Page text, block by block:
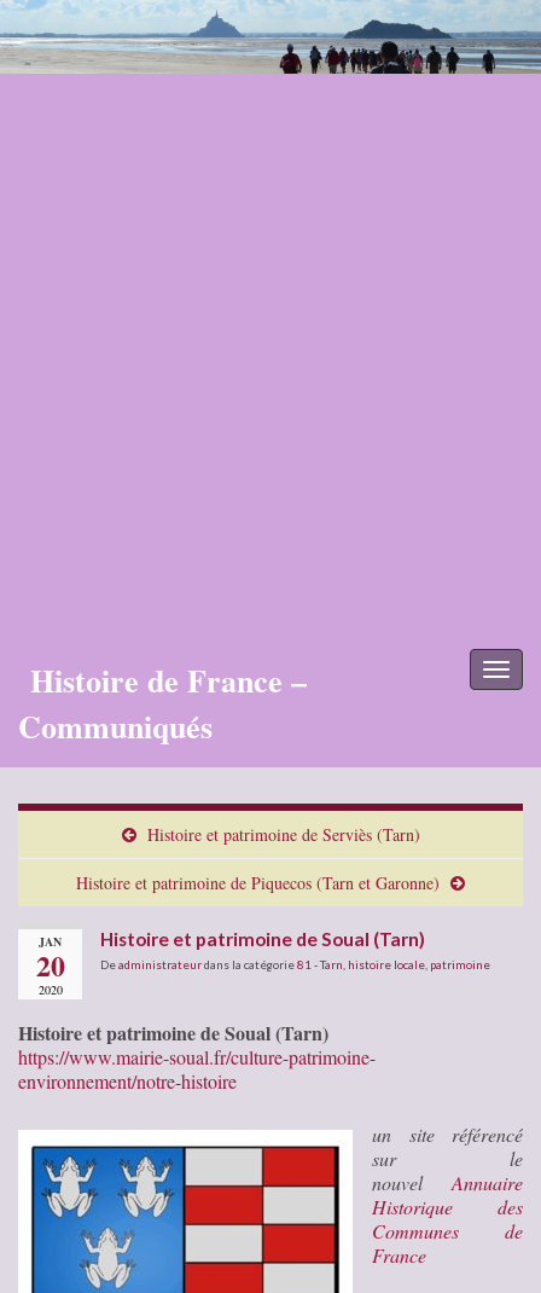
Histoire de France –
Communiqués
Histoire et patrimoine de Serviès (Tarn)
Histoire et patrimoine de Piquecos (Tarn et Garonne)
JAN
20
2020
Histoire et patrimoine de Soual (Tarn)
Deadministrateurdans la catégorie81 - Tarn histoire locale patrimoine
Histoire et patrimoine de Soual (Tarn)
https://www.mairie-soual.fr/culture-patrimoine-
environnement/notre-histoire
un site référencé
sur le
nouvel Annuaire
Historique des
Communes de
France